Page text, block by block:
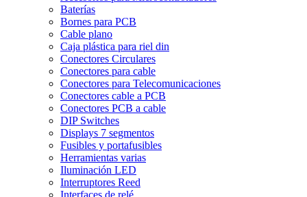
Baterías
Bornes para PCB
Cable plano
Caja plástica para riel din
Conectores Circulares
Conectores para cable
Conectores para Telecomunicaciones
Conectores cable a PCB
Conectores PCB a cable
DIP Switches
Displays 7 segmentos
Fusibles y portafusibles
Herramientas varias
Iluminación LED
Interruptores Reed
Interfaces de relé